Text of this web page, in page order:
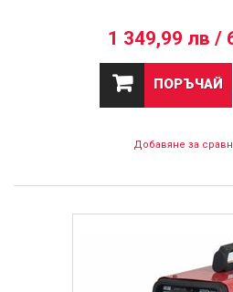
1 349,99 лв /
ПОРЪЧАЙ
Добавяне за